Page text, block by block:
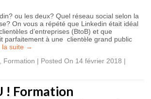
ou les deux? Quel réseau social selon la
On vous a répété que Linkedin était idéal
d’entreprises (BtoB) et que
parfaitement à une clientèle grand public
la suite →
Formation | Posted On 14 février 2018 |
! Formation